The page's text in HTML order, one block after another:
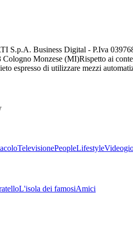
S.p.A. Business Digital - P.Iva
Cologno Monzese (MI)Rispetto ai
espresso di utilizzare mezzi
TelevisionePeopleLifestyle
L'isola dei famosiAmici